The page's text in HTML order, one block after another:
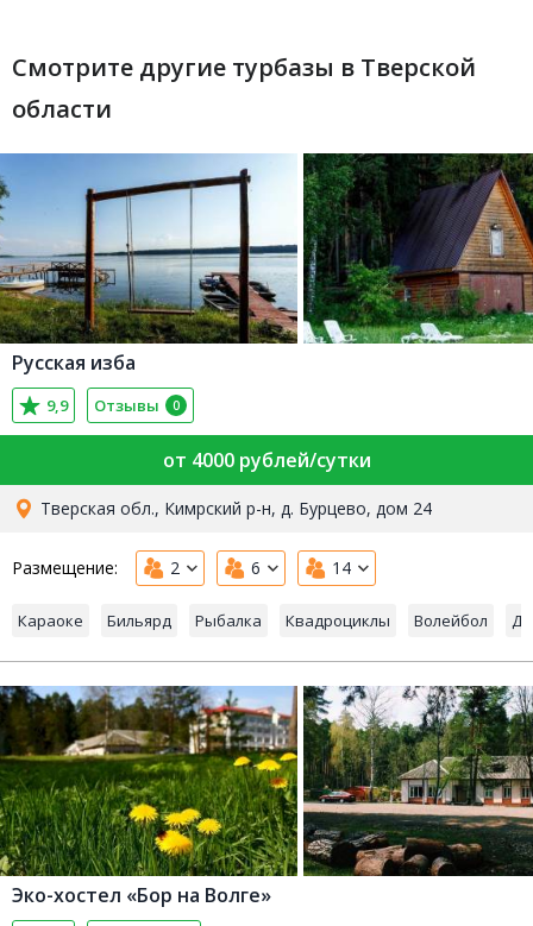
Смотрите другие турбазы в Тверской
области
Русская изба
9,9 Отзывы 0
от 4000 рублей/сутки
Тверская обл., Кимрский р-н, д. Бурцево, дом 24
Размещение: 2 6 14
Караоке Бильярд Рыбалка Квадроциклы Волейбол
Эко-хостел «Бор на Волге»